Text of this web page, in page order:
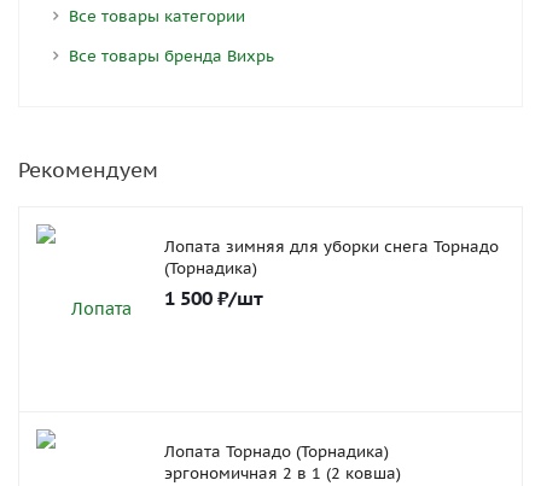
Все товары категории
Все товары бренда Вихрь
Рекомендуем
Лопата зимняя для уборки снега Торнадо
(Торнадика)
1 500 ₽/шт
Лопата Торнадо (Торнадика)
эргономичная 2 в 1 (2 ковша)